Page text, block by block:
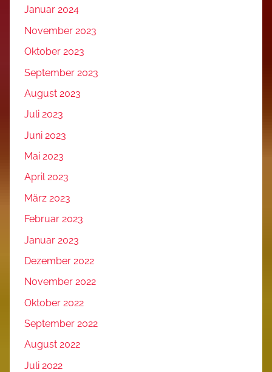
Januar 2024
November 2023
Oktober 2023
September 2023
August 2023
Juli 2023
Juni 2023
Mai 2023
April 2023
März 2023
Februar 2023
Januar 2023
Dezember 2022
November 2022
Oktober 2022
September 2022
August 2022
Juli 2022